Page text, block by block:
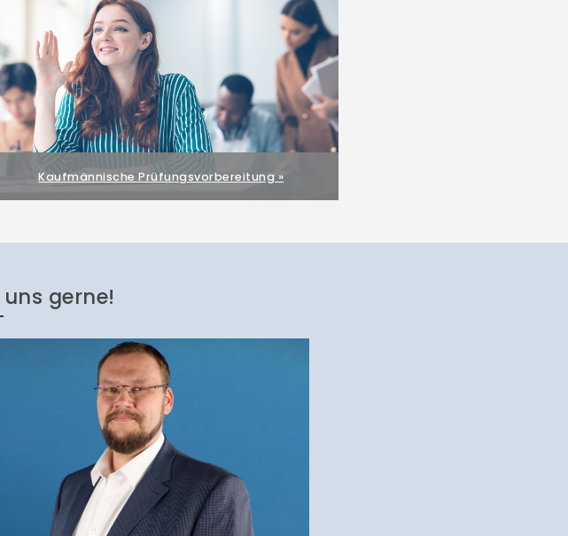
Kaufmännische Prüfungsvorbereitung »
gerne!